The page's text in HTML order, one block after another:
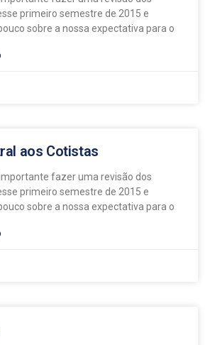
primeiro semestre de 2015 e
sobre a nossa expectativa para o
aos Cotistas
fazer uma revisão dos
primeiro semestre de 2015 e
sobre a nossa expectativa para o